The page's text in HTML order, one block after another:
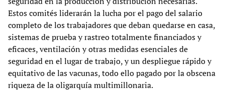
Estos comités liderarán la lucha por el pago del salario
completo de los trabajadores que deban quedarse en casa,
sistemas de prueba y rastreo totalmente financiados y
eficaces, ventilación y otras medidas esenciales de
seguridad en el lugar de trabajo, y un despliegue rápido y
equitativo de las vacunas, todo ello pagado por la obscena
riqueza de la oligarquía multimillonaria.